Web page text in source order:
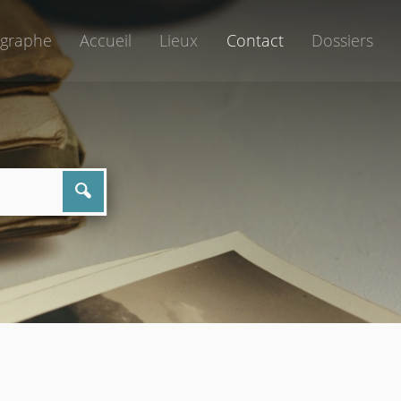
Accueil Lieux Contact Dossiers